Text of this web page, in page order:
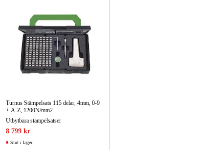
Turnus Stämpelsats 115 delar, 4mm, 0-9
+ A-Z, 1200N/mm2
Utbytbara stämpelsatser
8 799 kr
Slut i lager